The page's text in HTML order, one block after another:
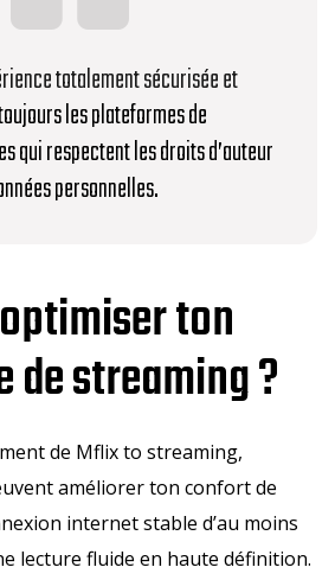
totalement sécurisée et
les plateformes de
qui respectent les droits d’auteur
personnelles.
ton
de streaming ?
de Mflix to streaming,
améliorer ton confort de
internet stable d’au moins
lecture fluide en haute définition.